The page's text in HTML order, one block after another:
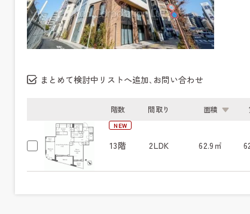
まとめて検討中リストへ追加､お問い合わせ
階数 間取り 面積
NEW
13階 2LDK 62.9㎡